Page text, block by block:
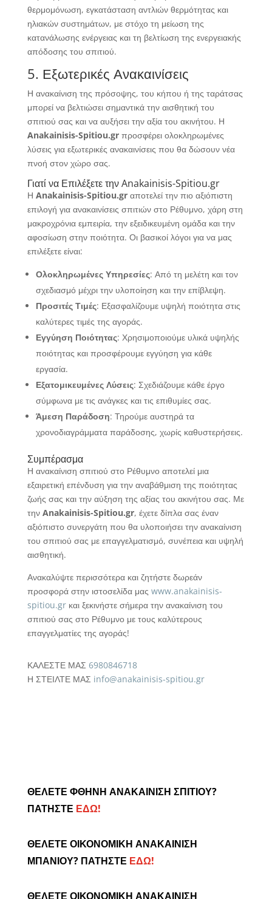
θερμομόνωση, εγκατάσταση αντλιών θερμότητας και
ηλιακών συστημάτων, με στόχο τη μείωση της
κατανάλωσης ενέργειας και τη βελτίωση της ενεργειακής
απόδοσης του σπιτιού.
5. Εξωτερικές Ανακαινίσεις
Η ανακαίνιση της πρόσοψης, του κήπου ή της ταράτσας
μπορεί να βελτιώσει σημαντικά την αισθητική του
σπιτιού σας και να αυξήσει την αξία του ακινήτου. Η
Anakainisis-Spitiou.grπροσφέρει ολοκληρωμένες
λύσεις για εξωτερικές ανακαινίσεις που θα δώσουν νέα
πνοή στον χώρο σας.
Γιατί να Επιλέξετε την Anakainisis-Spitiou.gr
Η Anakainisis-Spitiou.grαποτελεί την πιο αξιόπιστη
επιλογή για ανακαινίσεις σπιτιών στο Ρέθυμνο, χάρη στη
μακροχρόνια εμπειρία, την εξειδικευμένη ομάδα και την
αφοσίωση στην ποιότητα. Οι βασικοί λόγοι για να μας
επιλέξετε είναι:
Ολοκληρωμένες Υπηρεσίες: Από τη μελέτη και τον
σχεδιασμό μέχρι την υλοποίηση και την επίβλεψη.
Προσιτές Τιμές: Εξασφαλίζουμε υψηλή ποιότητα στις
καλύτερες τιμές της αγοράς.
Εγγύηση Ποιότητας: Χρησιμοποιούμε υλικά υψηλής
ποιότητας και προσφέρουμε εγγύηση για κάθε
εργασία.
Εξατομικευμένες Λύσεις: Σχεδιάζουμε κάθε έργο
σύμφωνα με τις ανάγκες και τις επιθυμίες σας.
Άμεση Παράδοση: Τηρούμε αυστηρά τα
χρονοδιαγράμματα παράδοσης, χωρίς καθυστερήσεις.
Συμπέρασμα
Η ανακαίνιση σπιτιού στο Ρέθυμνο αποτελεί μια
εξαιρετική επένδυση για την αναβάθμιση της ποιότητας
ζωής σας και την αύξηση της αξίας του ακινήτου σας. Με
την Anakainisis-Spitiou.gr, έχετε δίπλα σας έναν
αξιόπιστο συνεργάτη που θα υλοποιήσει την ανακαίνιση
του σπιτιού σας με επαγγελματισμό, συνέπεια και υψηλή
αισθητική.
Ανακαλύψτε περισσότερα και ζητήστε δωρεάν
προσφορά στην ιστοσελίδα μας www.anakainisis-
spitiou.grκαι ξεκινήστε σήμερα την ανακαίνιση του
σπιτιού σας στο Ρέθυμνο με τους καλύτερους
επαγγελματίες της αγοράς!
ΚΑΛΕΣΤΕ ΜΑΣ 6980846718
Η ΣΤΕΙΛΤΕ ΜΑΣ info@anakainisis-spitiou.gr
ΘΕΛΕΤΕ ΦΘΗΝΗ ΑΝΑΚΑΙΝΙΣΗ ΣΠΙΤΙΟΥ?
ΠΑΤΗΣΤΕ ΕΔΩ!
ΘΕΛΕΤΕ ΟΙΚΟΝΟΜΙΚΗ ΑΝΑΚΑΙΝΙΣΗ
ΜΠΑΝΙΟΥ? ΠΑΤΗΣΤΕ ΕΔΩ!
ΘΕΛΕΤΕ ΟΙΚΟΝΟΜΙΚΗ ΑΝΑΚΑΙΝΙΣΗ